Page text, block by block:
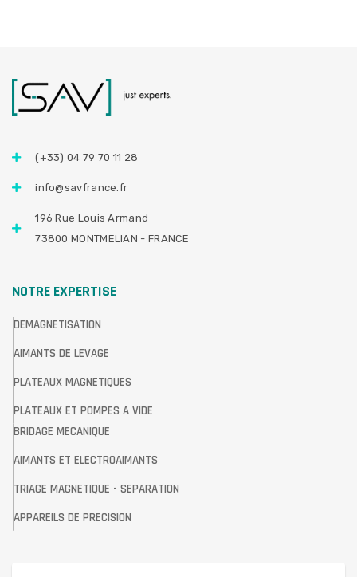
(+33) 04 79 70 11 28
info@savfrance.fr
196 Rue Louis Armand
73800 MONTMELIAN - FRANCE
NOTRE EXPERTISE
DEMAGNETISATION
AIMANTS DE LEVAGE
PLATEAUX MAGNETIQUES
PLATEAUX ET POMPES A VIDE
BRIDAGE MECANIQUE
AIMANTS ET ELECTROAIMANTS
TRIAGE MAGNETIQUE - SEPARATION
APPAREILS DE PRECISION